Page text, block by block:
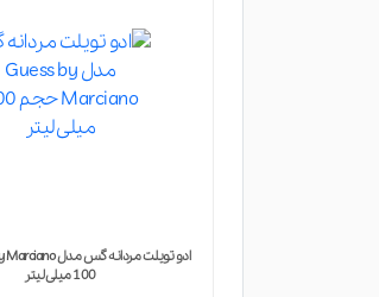
100 میلی لیتر